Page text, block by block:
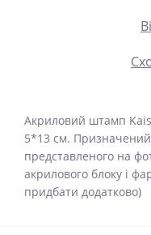
Акриловий штамп
5*13 см.
представленого на
акрилового блоку і
придбати додатково)